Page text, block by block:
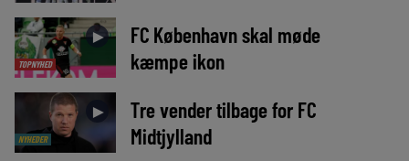
TOPNYHED
►
FC København skal møde
kæmpe ikon
NYHEDER
►
Tre vender tilbage for FC
Midtjylland